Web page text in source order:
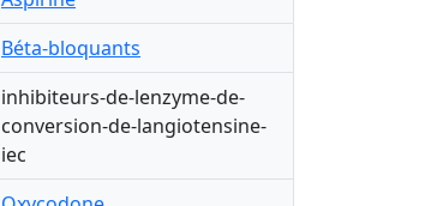
Béta-bloquants
inhibiteurs-de-lenzyme-de-
conversion-de-langiotensine-
iec